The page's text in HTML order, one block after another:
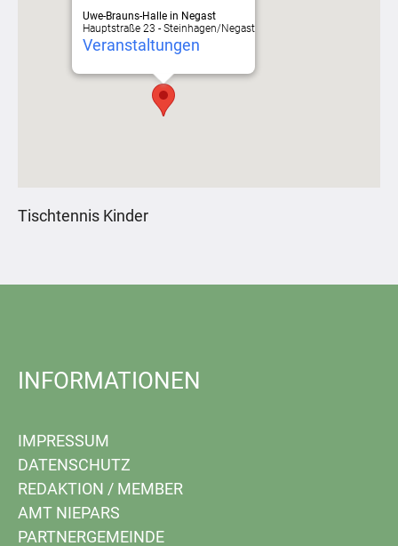
Uwe-Brauns-Halle in Negast
Hauptstraße 23 - Steinhagen/Negast
Veranstaltungen
Tischtennis Kinder
INFORMATIONEN
IMPRESSUM
DATENSCHUTZ
REDAKTION / MEMBER
AMT NIEPARS
PARTNERGEMEINDE